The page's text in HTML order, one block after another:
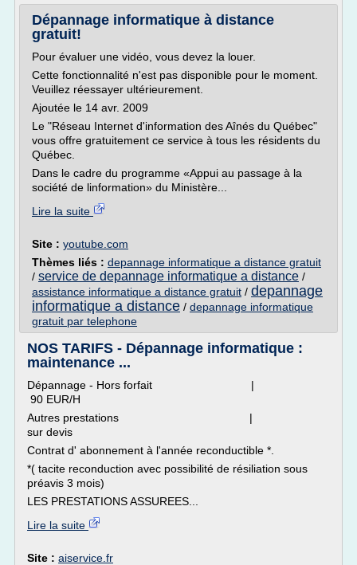
Dépannage informatique à distance
gratuit!
Pour évaluer une vidéo, vous devez la louer.
Cette fonctionnalité n'est pas disponible pour le moment.
Veuillez réessayer ultérieurement.
Ajoutée le 14 avr. 2009
Le "Réseau Internet d'information des Aînés du Québec"
vous offre gratuitement ce service à tous les résidents du
Québec.
Dans le cadre du programme «Appui au passage à la
société de linformation» du Ministère...
Lire la suite
Site : youtube.com
Thèmes liés : depannage informatique a distance gratuit
/ service de depannage informatique a distance /
assistance informatique a distance gratuit / depannage
informatique a distance / depannage informatique
gratuit par telephone
NOS TARIFS - Dépannage informatique :
maintenance ...
Dépannage - Hors forfait |
90 EUR/H
Autres prestations |
sur devis
Contrat d' abonnement à l'année reconductible *.
*( tacite reconduction avec possibilité de résiliation sous
préavis 3 mois)
LES PRESTATIONS ASSUREES...
Lire la suite
Site : aiservice.fr